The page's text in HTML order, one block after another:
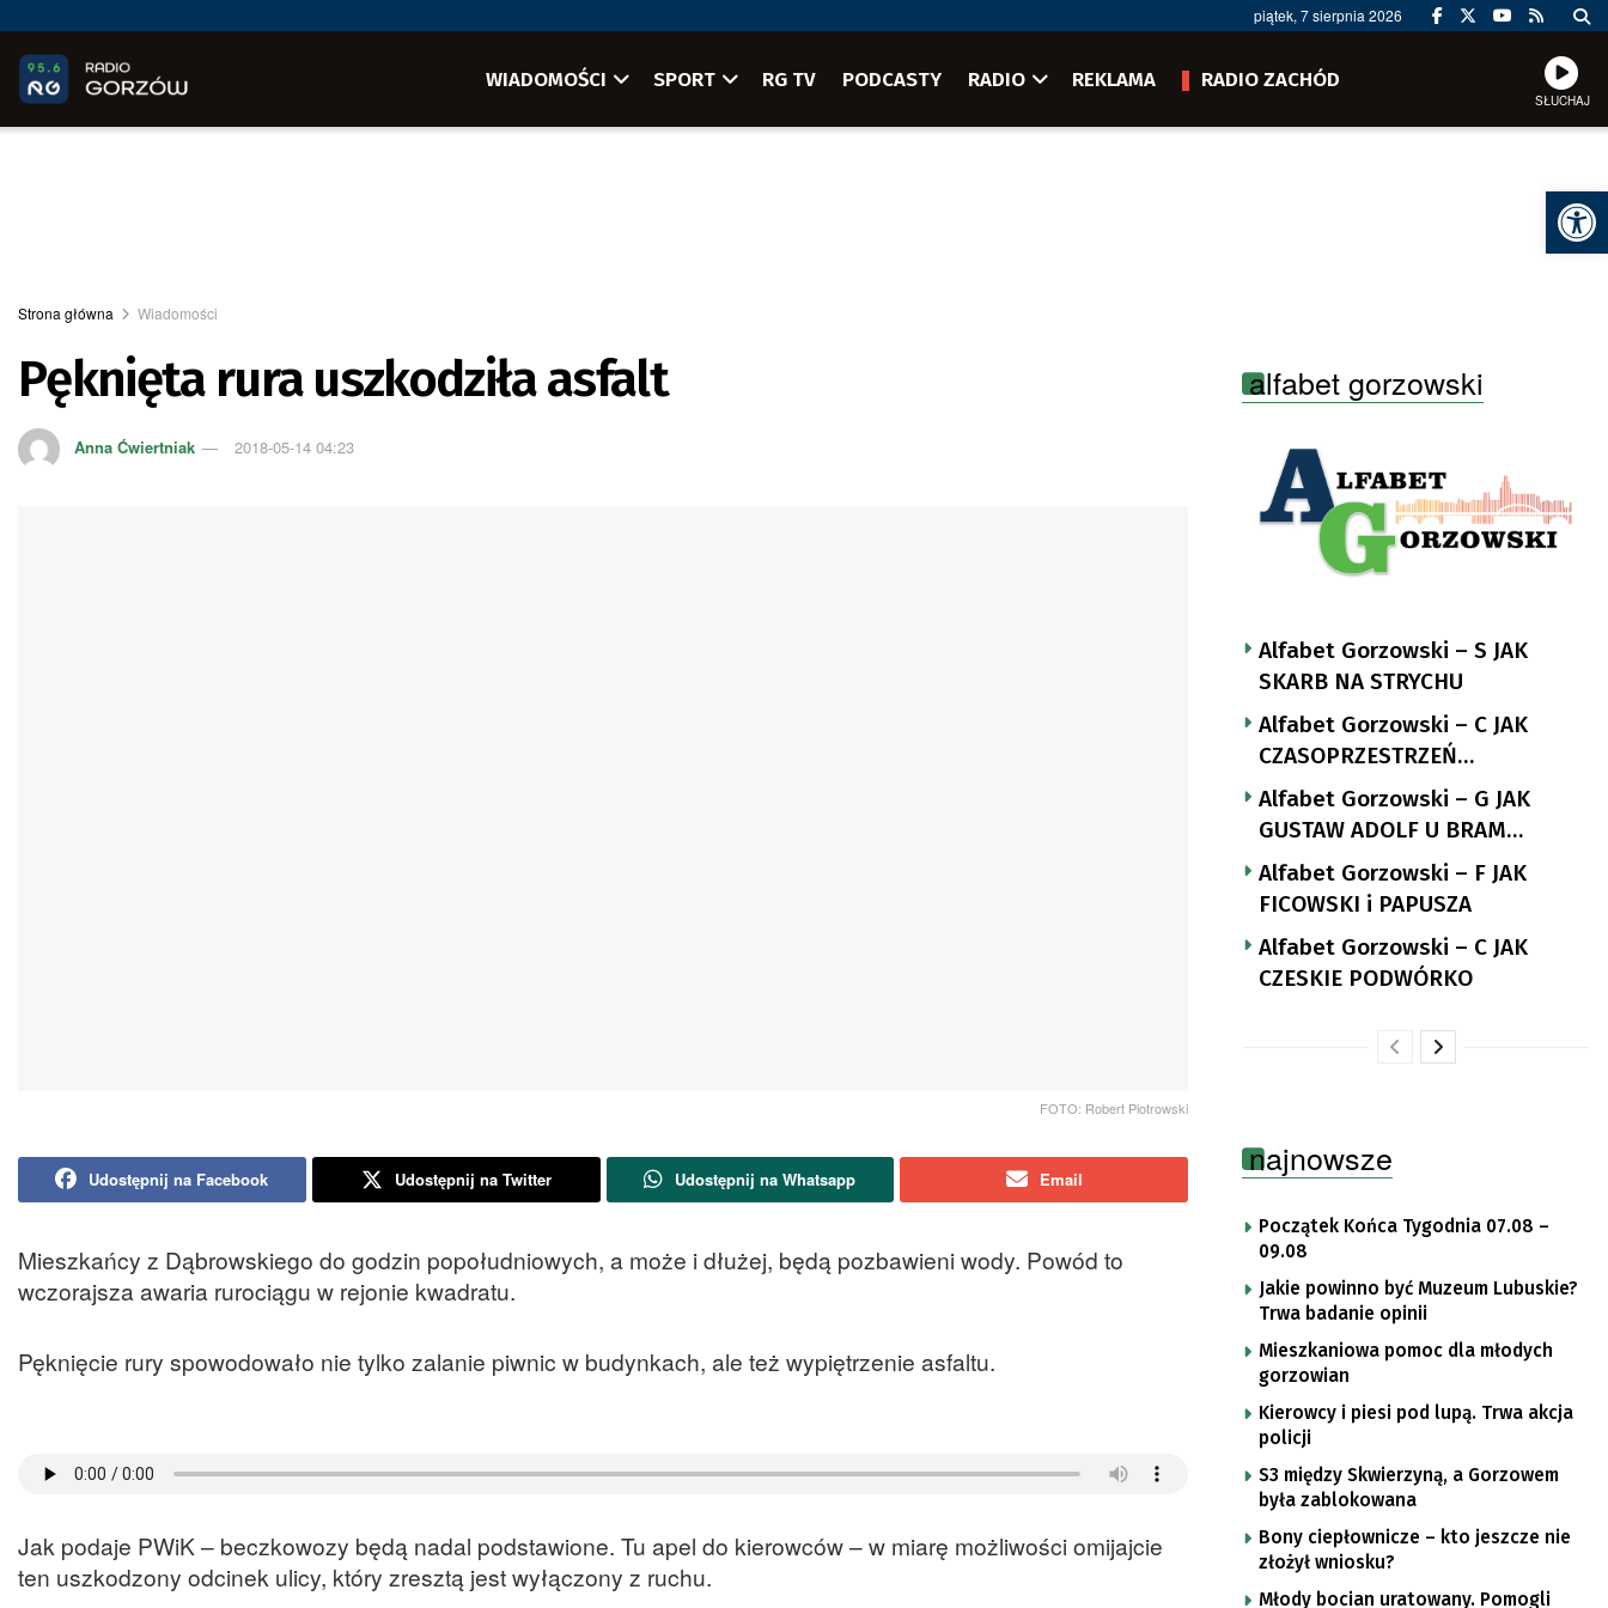
piątek, 7 sierpnia 2026
WIADOMOŚCI SPORT RG TV PODCASTY RADIO REKLAMA RADIO ZACHÓD
SŁUCHAJ
Strona główna Wiadomości
Pęknięta rura uszkodziła asfalt
Anna Ćwiertniak 2018-05-14 04:23
FOTO: Robert Piotrowski
Udostępnij na Facebook Udostępnij na Twitter Udostępnij na Whatsapp Email
Mieszkańcy z Dąbrowskiego do godzin popołudniowych, a może i dłużej, będą pozbawieni wody. Powód to
wczorajsza awaria rurociągu w rejonie kwadratu.
Pęknięcie rury spowodowało nie tylko zalanie piwnic w budynkach, ale też wypiętrzenie asfaltu.
Jak podaje PWiK – beczkowozy będą nadal podstawione. Tu apel do kierowców – w miarę możliwości omijajcie
ten uszkodzony odcinek ulicy, który zresztą jest wyłączony z ruchu.
alfabet gorzowski
Alfabet Gorzowski – S JAK
SKARB NA STRYCHU
Alfabet Gorzowski – C JAK
CZASOPRZESTRZEŃ
NUTTGENSA
Alfabet Gorzowski – G JAK
GUSTAW ADOLF U BRAM
LANDSBERGA
Alfabet Gorzowski – F JAK
FICOWSKI i PAPUSZA
Alfabet Gorzowski – C JAK
CZESKIE PODWÓRKO
najnowsze
Początek Końca Tygodnia 07.08 –
09.08
Jakie powinno być Muzeum Lubuskie?
Trwa badanie opinii
Mieszkaniowa pomoc dla młodych
gorzowian
Kierowcy i piesi pod lupą. Trwa akcja
policji
S3 między Skwierzyną, a Gorzowem
była zablokowana
Bony ciepłownicze – kto jeszcze nie
złożył wniosku?
Młody bocian uratowany. Pomogli